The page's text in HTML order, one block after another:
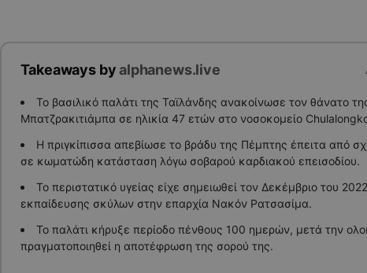
Takeaways byalphanews.live
Το βασιλικό παλάτι της Ταϊλάνδης ανακοίνωσε τον θάνατο
Μπατζρακιτιάμπα σε ηλικία 47 ετών στο νοσοκομείο
Η πριγκίπισσα απεβίωσε το βράδυ της Πέμπτης έπειτα από
σε κωματώδη κατάσταση λόγω σοβαρού καρδιακού επεισοδίου.
Το περιστατικό υγείας είχε σημειωθεί τον Δεκέμβριο του
εκπαίδευσης σκύλων στην επαρχία Νακόν Ρατσασίμα.
Το παλάτι κήρυξε περίοδο πένθους 100 ημερών, μετά την
πραγματοποιηθεί η αποτέφρωση της σορού της.